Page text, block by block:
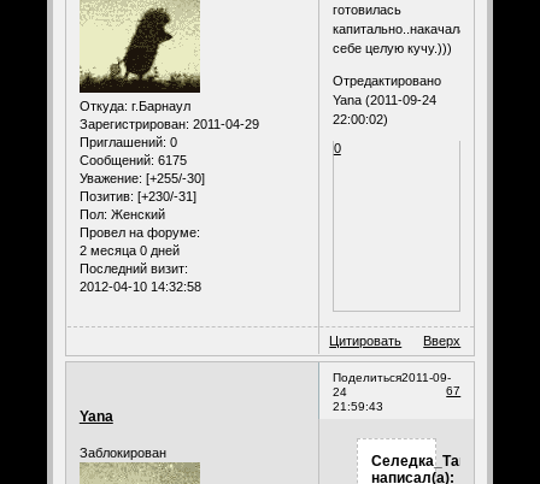
Откуда: г.Барнаул
Зарегистрирован: 2011-04-29
Приглашений: 0
Сообщений: 6175
Уважение: [+255/-30]
Позитив: [+230/-31]
Пол: Женский
Провел на форуме:
2 месяца 0 дней
Последний визит:
2012-04-10 14:32:58
готовилась
капитально..накачала
себе целую кучу.)))
Отредактировано
Yana (2011-09-24
22:00:02)
0
Цитировать Вверх
Поделиться
67
2011-09-
24
21:59:43
Yana
Заблокирован
Селедка_Таня
написал(а):